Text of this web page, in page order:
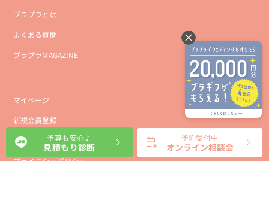
ブラプラとは
よくある質問
ブラプラMAGAZINE
マイページ
新規会員登録
会社概要
プライバシーポリシー
予算も安心♪
見積もり診断
予約受付中
オンライン相談会